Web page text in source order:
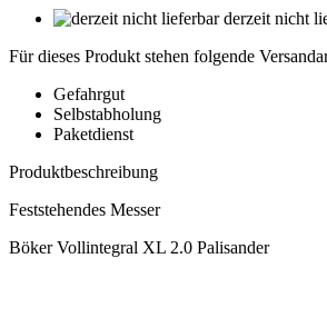
derzeit nicht
Für dieses Produkt stehen folgende
Gefahrgut
Selbstabholung
Paketdienst
Produktbeschreibung
Feststehendes Messer
Böker Vollintegral XL 2.0 Palisander